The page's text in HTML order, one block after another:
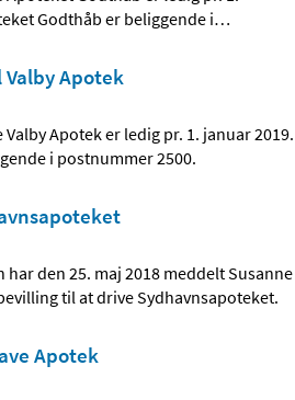
Godthåb er beliggende i…
Apotek
Apotek er ledig pr. 1. januar 2019.
i postnummer 2500.
den 25. maj 2018 meddelt Susanne
til at drive Sydhavnsapoteket.
Apotek